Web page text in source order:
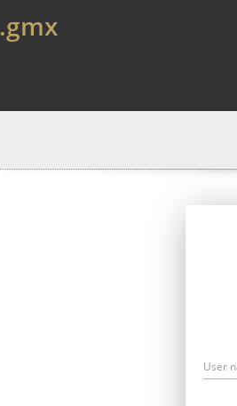
.gmx
User